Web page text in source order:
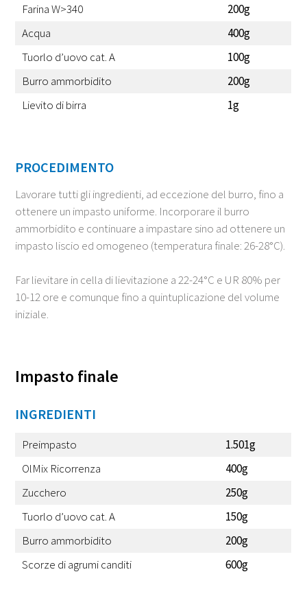
Farina W>340
200g
Acqua
400g
Tuorlo d’uovo cat. A
100g
Burro ammorbidito
200g
Lievito di birra
1g
PROCEDIMENTO
Lavorare tutti gli ingredienti, ad eccezione del burro, fino a
ottenere un impasto uniforme. Incorporare il burro
ammorbidito e continuare a impastare sino ad ottenere un
impasto liscio ed omogeneo (temperatura finale: 26-28°C).
Far lievitare in cella di lievitazione a 22-24°C e UR 80% per
10-12 ore e comunque fino a quintuplicazione del volume
iniziale.
Impasto finale
INGREDIENTI
Preimpasto
1.501g
OlMix Ricorrenza
400g
Zucchero
250g
Tuorlo d’uovo cat. A
150g
Burro ammorbidito
200g
Scorze di agrumi canditi
600g